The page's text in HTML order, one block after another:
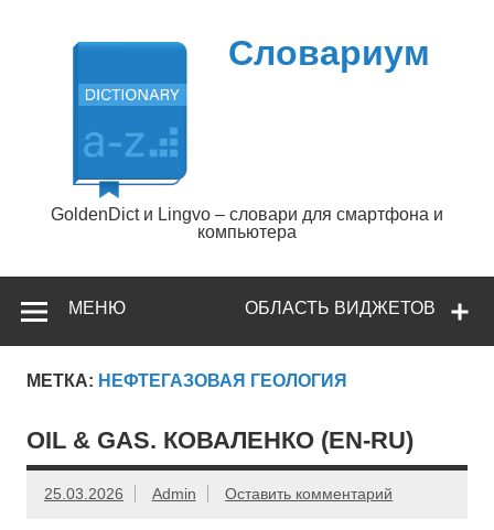
содержимому
Словариум
GoldenDict и Lingvo – словари для смартфона и
компьютера
ОБЛАСТЬ ВИДЖЕТОВ
МЕНЮ
МЕТКА: НЕФТЕГАЗОВАЯ ГЕОЛОГИЯ
OIL & GAS. КОВАЛЕНКО (EN-RU)
25.03.2026 Admin Оставить комментарий